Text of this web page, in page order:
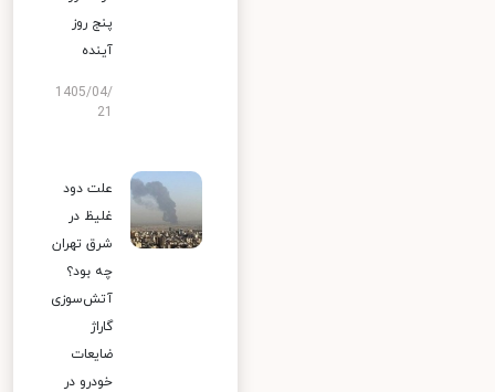
پنج روز
آینده
1405/04/
علت دود
غلیظ در
شرق تهران
چه بود؟
آتش‌سوزی
گاراژ
ضایعات
خودرو در